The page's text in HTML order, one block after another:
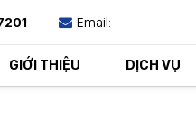
Email:
GIỚI THIỆU DỊCH VỤ